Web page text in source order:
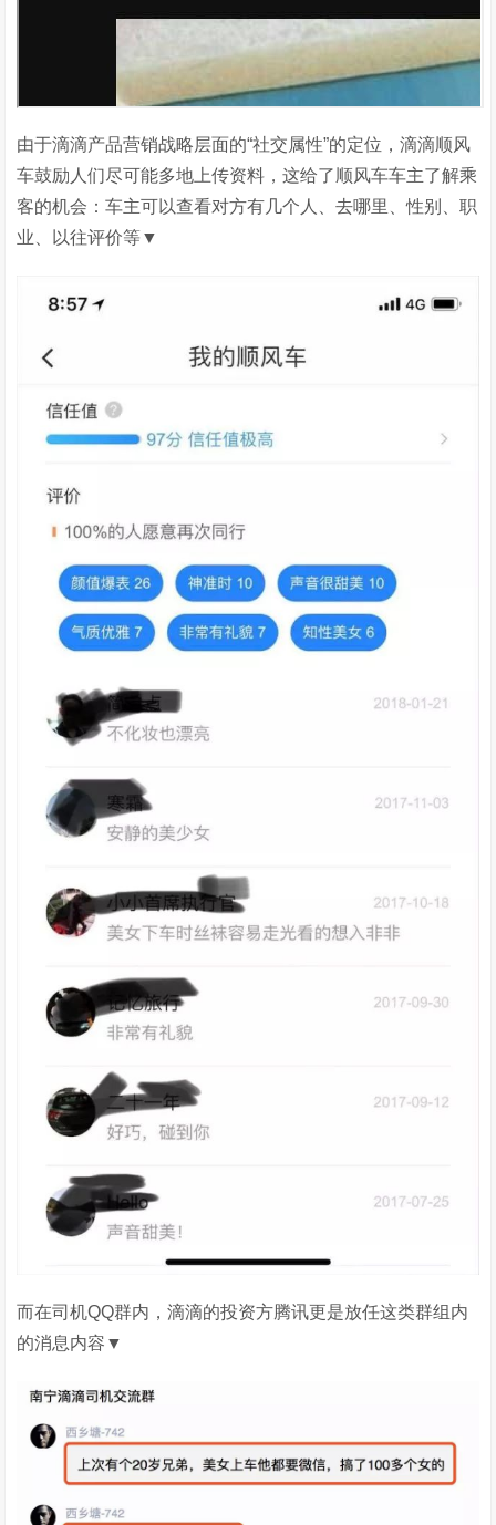
由于滴滴产品营销战略层面的“社交属性”的定位，滴滴顺风
车鼓励人们尽可能多地上传资料，这给了顺风车车主了解乘
客的机会：车主可以查看对方有几个人、去哪里、性别、职
业、以往评价等▼
而在司机QQ群内，滴滴的投资方腾讯更是放任这类群组内
的消息内容▼